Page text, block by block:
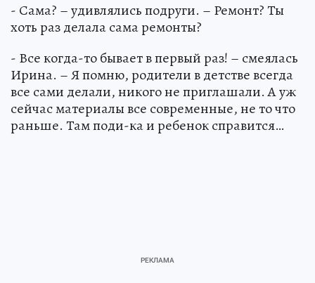
- Сама? – удивлялись подруги. – Ремонт? Ты
хоть раз делала сама ремонты?
- Все когда-то бывает в первый раз! – смеялась
Ирина. – Я помню, родители в детстве всегда
все сами делали, никого не приглашали. А уж
сейчас материалы все современные, не то что
раньше. Там поди-ка и ребенок справится…